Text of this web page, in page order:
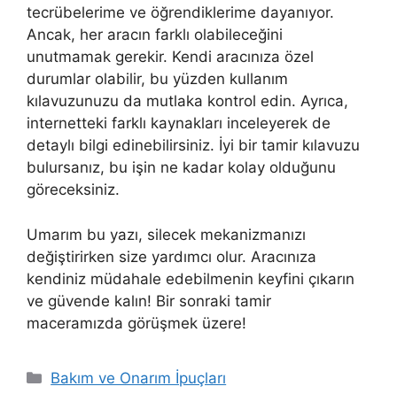
tecrübelerime ve öğrendiklerime dayanıyor.
Ancak, her aracın farklı olabileceğini
unutmamak gerekir. Kendi aracınıza özel
durumlar olabilir, bu yüzden kullanım
kılavuzunuzu da mutlaka kontrol edin. Ayrıca,
internetteki farklı kaynakları inceleyerek de
detaylı bilgi edinebilirsiniz. İyi bir tamir kılavuzu
bulursanız, bu işin ne kadar kolay olduğunu
göreceksiniz.
Umarım bu yazı, silecek mekanizmanızı
değiştirirken size yardımcı olur. Aracınıza
kendiniz müdahale edebilmenin keyfini çıkarın
ve güvende kalın! Bir sonraki tamir
maceramızda görüşmek üzere!
Kategoriler
Bakım ve Onarım İpuçları